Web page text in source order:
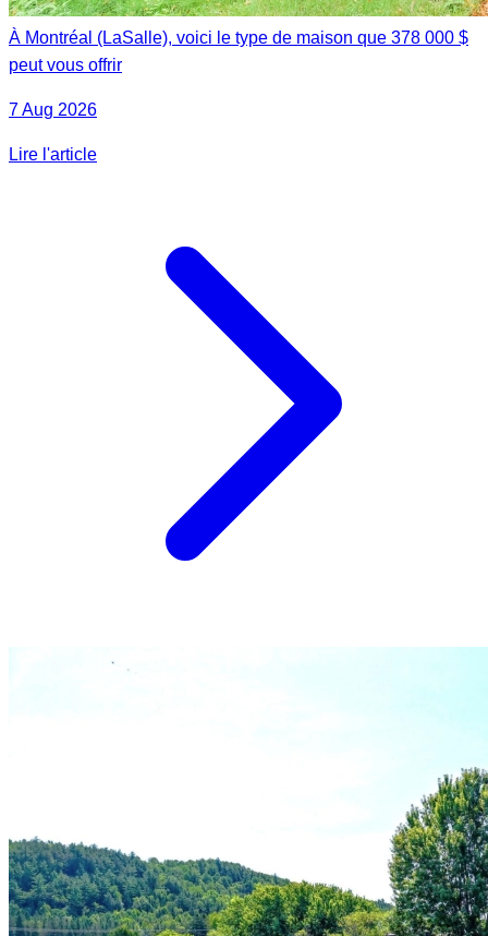
À Montréal (LaSalle), voici le type de maison que 378 000 $
peut vous offrir
7 Aug 2026
Lire l'article